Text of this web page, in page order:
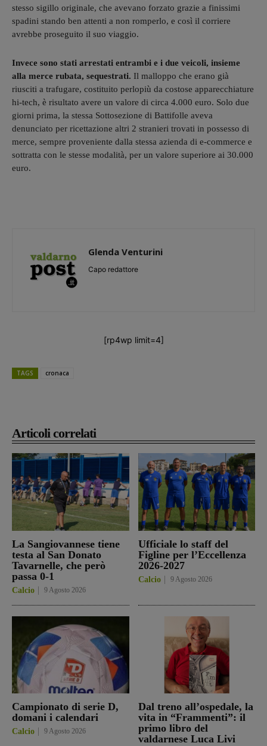
Articoli correlati
La Sangiovannese tiene
testa al San Donato
Tavarnelle, che però
passa 0-1
Calcio 9 Agosto 2026
Ufficiale lo staff del
Figline per l’Eccellenza
2026-2027
Calcio 9 Agosto 2026
Campionato di serie D,
domani i calendari
Calcio 9 Agosto 2026
Dal treno all’ospedale, la
vita in “Frammenti”: il
primo libro del
valdarnese Luca Livi
stesso sigillo originale, che avevano forzato grazie a finissimi
spadini stando ben attenti a non romperlo, e così il corriere
avrebbe proseguito il suo viaggio.
Invece sono stati arrestati entrambi e i due veicoli, insieme
alla merce rubata, sequestrati. Il malloppo che erano già
riusciti a trafugare, costituito perlopiù da costose apparecchiature
hi-tech, è risultato avere un valore di circa 4.000 euro. Solo due
giorni prima, la stessa Sottosezione di Battifolle aveva
denunciato per ricettazione altri 2 stranieri trovati in possesso di
merce, sempre proveniente dalla stessa azienda di e-commerce e
sottratta con le stesse modalità, per un valore superiore ai 30.000
euro.
Glenda Venturini
Capo redattore
[rp4wp limit=4]
TAGS cronaca